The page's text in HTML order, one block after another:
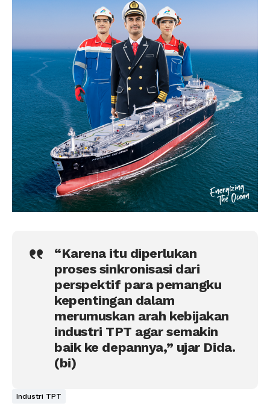
“Karena itu diperlukan
proses sinkronisasi dari
perspektif para pemangku
kepentingan dalam
merumuskan arah kebijakan
industri TPT agar semakin
baik ke depannya,” ujar Dida.
(bi)
Industri TPT